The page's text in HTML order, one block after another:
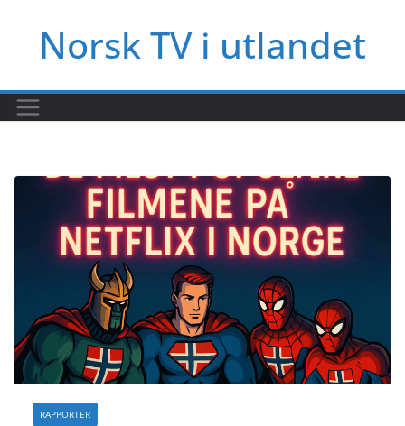
innholdetNorsk TV i utlandet
RAPPORTER